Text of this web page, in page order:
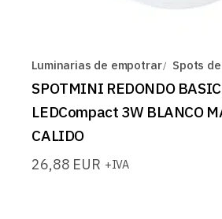
Luminarias de empotrar Spots
SPOTMINI REDONDO
LEDCompact 3W BLANCO
CALIDO
26,88 EUR +IVA